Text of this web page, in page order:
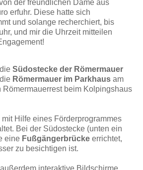
der freundlichen Dame aus
erfuhr. Diese hatte sich
und solange recherchiert, bis
und mir die Uhrzeit mitteilen
Südostecke der Römermauer
Römermauer im Parkhaus am
Römermauerrest beim Kolpingshaus
Hilfe eines Förderprogrammes
Bei der Südostecke (unten ein
eine Fußgängerbrücke errichtet,
zu besichtigen ist.